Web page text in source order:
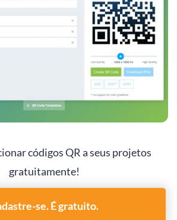
códigos QR a seus projetos
gratuitamente!
se. É gratuito.